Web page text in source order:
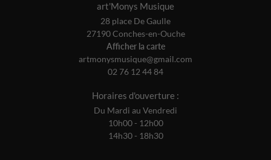
art'Monys Musique
28 place De Gaulle
27190 Conches-en-Ouche
Afficher la carte
02 76 12 44 84
Horaires d'ouverture :
Du Mardi au Vendredi
10h00 - 12h00
14h30 - 18h30